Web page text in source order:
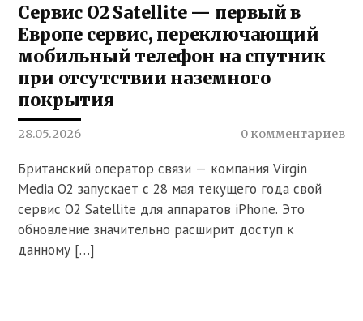
Сервис O2 Satellite — первый в
Европе сервис, переключающий
мобильный телефон на спутник
при отсутствии наземного
покрытия
28.05.2026 0 комментариев
Британский оператор связи — компания Virgin
Media O2 запускает с 28 мая текущего года свой
сервис O2 Satellite для аппаратов iPhone. Это
обновление значительно расширит доступ к
данному […]